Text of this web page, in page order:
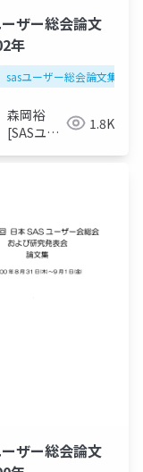
ザー総会論文
年
sasユーザー総会論文集
森岡裕
[SASユー
1.8K
ザー総会論文